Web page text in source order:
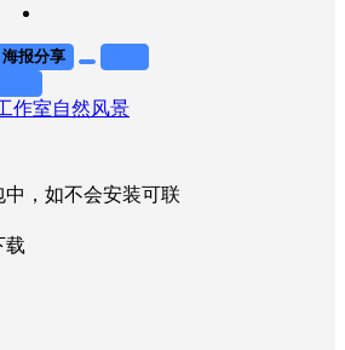
海报分享
作室自然风景
，如不会安装可联
载